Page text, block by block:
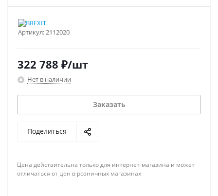
Артикул:2112020
322 788 ₽/шт
Нет в наличии
Заказать
Поделиться
Цена действительна только для интернет-магазина и может
отличаться от цен в розничных магазинах